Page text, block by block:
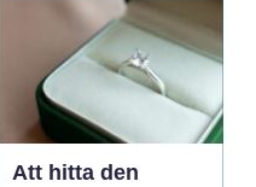
Att hitta den